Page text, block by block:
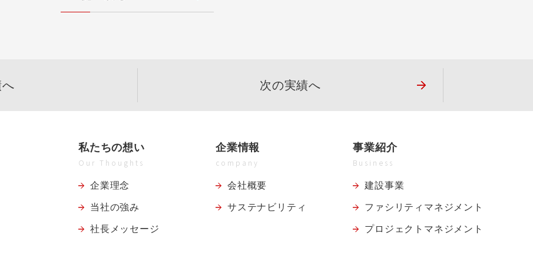
次の実績へ
私たちの想い
Our Thoughts
企業理念
当社の強み
社長メッセージ
企業情報
company
会社概要
サステナビリティ
事業紹介
Business
建設事業
ファシリティ マネジメント
プロジェクト マネジメント